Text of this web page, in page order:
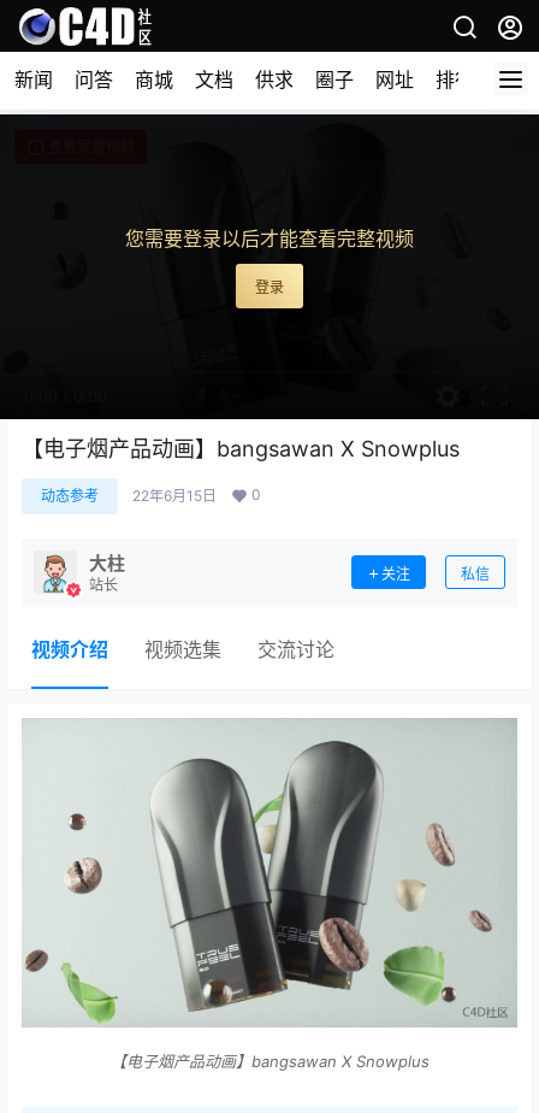
新闻 问答 商城 文档 供求 圈子 网址 排行榜
您需要登录以后才能查看完整视频
登录
【电子烟产品动画】bangsawan X Snowplus
动态参考 22年6月15日 0
大柱
站长
关注 私信
视频介绍 视频选集 交流讨论
【电子烟产品动画】bangsawan X Snowplus